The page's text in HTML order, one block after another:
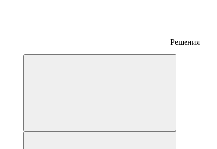
Решения